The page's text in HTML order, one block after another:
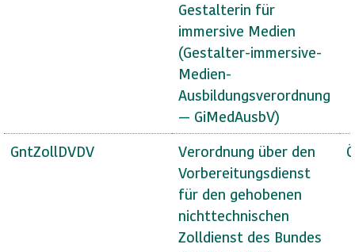
Gestalterin für
immersive Medien
(Gestalter-immersive-
Medien-
Ausbildungsverordnung
— GiMedAusbV)
GntZollDVDV
Verordnung über den
Vorbereitungsdienst
für den gehobenen
nichttechnischen
Zolldienst des Bundes